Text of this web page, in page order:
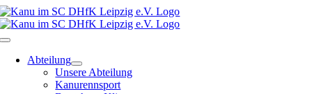
Zum
Inhalt
springen
Toggle
NavigationAbteilung
Unsere Abteilung
Kanurennsport